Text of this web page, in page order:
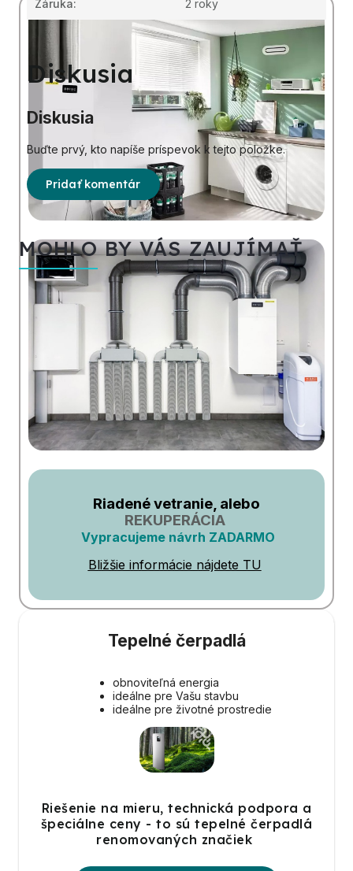
Záruka: 2 roky
Diskusia
Diskusia
Buďte prvý, kto napíše príspevok k tejto položke.
Pridať komentár
MOHLO BY VÁS ZAUJÍMAŤ
Riadené vetranie, alebo
REKUPERÁCIA
Vypracujeme návrh ZADARMO
Bližšie informácie nájdete TU
Tepelné čerpadlá
obnoviteľná energia
ideálne pre Vašu stavbu
ideálne pre životné prostredie
Riešenie na mieru, technická podpora a
špeciálne ceny - to sú tepelné čerpadlá
renomovaných značiek